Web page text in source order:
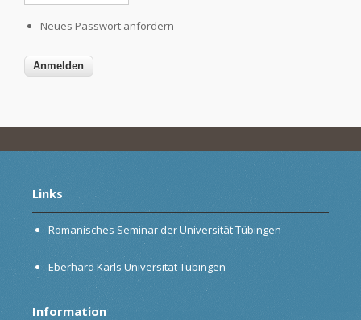
Neues Passwort anfordern
Links
Romanisches Seminar der Universität Tübingen
Eberhard Karls Universität Tübingen
Information